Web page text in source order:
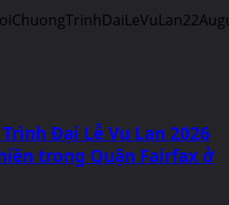
Đại Lễ Vu Lan 2026
trong Quận Fairfax ở